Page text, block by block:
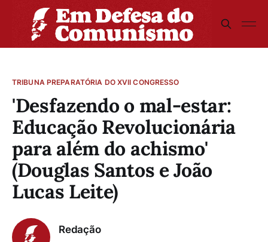
TRIBUNA PREPARATÓRIA DO XVII CONGRESSO
'Desfazendo o mal-estar:
Educação Revolucionária
para além do achismo'
(Douglas Santos e João
Lucas Leite)
Redação